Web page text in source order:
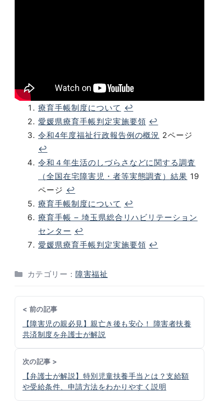
療育手帳制度について ↩︎
愛媛県療育手帳判定実施要領 ↩︎
令和4年度福祉行政報告例の概況 2ページ
↩︎
令和４年生活のしづらさなどに関する調査
（全国在宅障害児・者等実態調査）結果 19
ページ ↩︎
療育手帳制度について ↩︎
療育手帳 – 埼玉県総合リハビリテーション
センター ↩︎
愛媛県療育手帳判定実施要領 ↩︎
カテゴリー：障害福祉
< 前の記事
【障害児の親必見】親亡き後も安心！ 障害者扶養
共済制度を弁護士が解説
次の記事 >
【弁護士が解説】特別児童扶養手当とは？支給額
や受給条件、申請方法をわかりやすく説明